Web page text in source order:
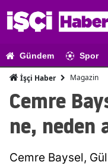
Gündem Spor
İşçi Haber Magazin
Cemre
ne, neden
Cemre Baysel,